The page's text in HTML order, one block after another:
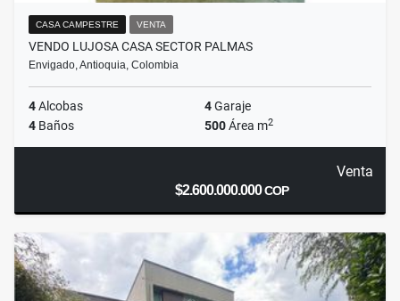
CASA CAMPESTRE VENTA
VENDO LUJOSA CASA SECTOR PALMAS
Envigado, Antioquia, Colombia
4Alcobas 4Garaje
4 Baños 500Área m2
Venta
$2.600.000.000COP